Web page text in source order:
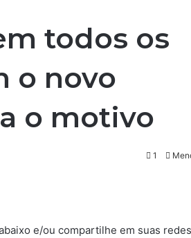
todos os
o novo
o motivo
1
e/ou compartilhe em suas